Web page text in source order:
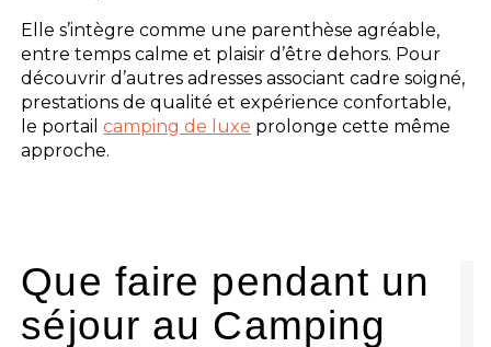
Elle s’intègre comme une parenthèse agréable,
entre temps calme et plaisir d’être dehors. Pour
découvrir d’autres adresses associant cadre soigné,
prestations de qualité et expérience confortable,
le portailcamping de luxe prolonge cette même
approche.
Que faire pendant un
séjour au Camping